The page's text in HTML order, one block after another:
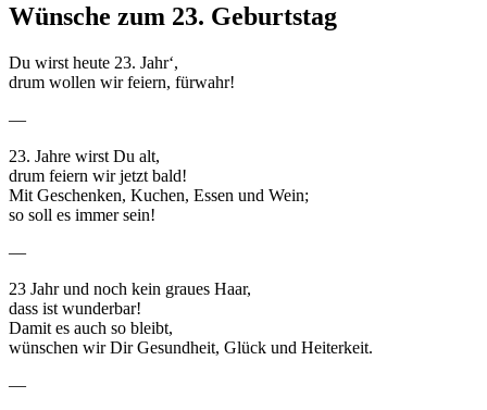
Wünsche zum 23. Geburtstag
Du wirst heute 23. Jahr‘,
drum wollen wir feiern, fürwahr!
—
23. Jahre wirst Du alt,
drum feiern wir jetzt bald!
Mit Geschenken, Kuchen, Essen und Wein;
so soll es immer sein!
—
23 Jahr und noch kein graues Haar,
dass ist wunderbar!
Damit es auch so bleibt,
wünschen wir Dir Gesundheit, Glück und Heiterkeit.
—